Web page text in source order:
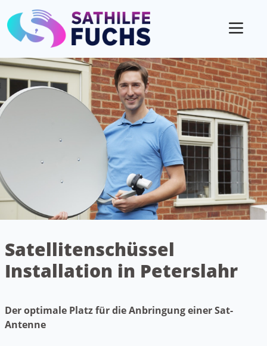
Satellitenschüssel
Installation in Peterslahr
Der optimale Platz für die Anbringung einer Sat-
Antenne